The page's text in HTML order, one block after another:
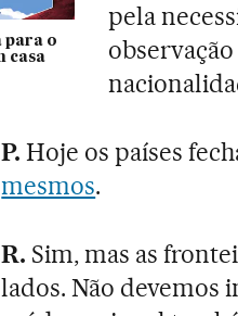
para o
casa
pela
P. Hoje os países
mesmos.
R. Sim, mas as
lados. Não devemos